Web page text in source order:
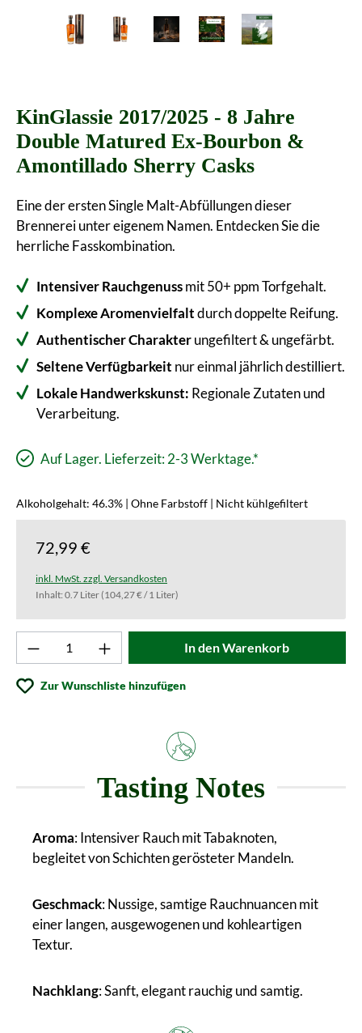
KinGlassie 2017/2025 - 8 Jahre
Double Matured Ex-Bourbon &
Amontillado Sherry Casks
Eine der ersten Single Malt-Abfüllungen dieser
Brennerei unter eigenem Namen. Entdecken Sie die
herrliche Fasskombination.
Intensiver Rauchgenussmit 50+ ppm Torfgehalt.
Komplexe Aromenvielfaltdurch doppelte Reifung.
Authentischer Charakterungefiltert & ungefärbt.
Seltene Verfügbarkeit nur einmal jährlich destilliert.
Lokale Handwerkskunst: Regionale Zutaten und
Verarbeitung.
Auf Lager. Lieferzeit: 2-3 Werktage.*
Alkoholgehalt: 46.3% | Ohne Farbstoff | Nicht kühlgefiltert
72,99 €
inkl. MwSt. zzgl. Versandkosten
Inhalt: 0.7 Liter(104,27 € / 1 Liter)
Produkt Anzahl: Gib den gewünschten
In den Warenkorb
Zur Wunschliste hinzufügen
Tasting Notes
Aroma: Intensiver Rauch mit Tabaknoten,
begleitet von Schichten gerösteter Mandeln.
Geschmack: Nussige, samtige Rauchnuancen mit
einer langen, ausgewogenen und kohleartigen
Textur.
Nachklang: Sanft, elegant rauchig und samtig.